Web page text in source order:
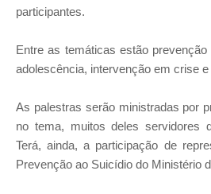
participantes.
Entre as temáticas estão
adolescência, intervenção em crise
As palestras serão ministradas por
no tema, muitos deles servidores
Terá, ainda, a participação de
Prevenção ao Suicídio do Ministério